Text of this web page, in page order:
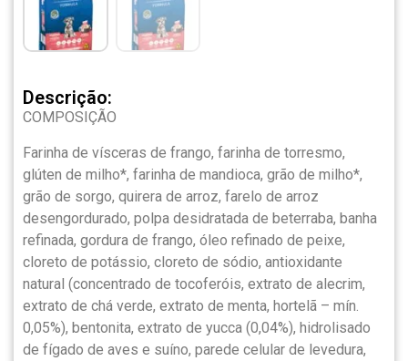
Descrição:
COMPOSIÇÃO
Farinha de vísceras de frango, farinha de torresmo,
glúten de milho*, farinha de mandioca, grão de milho*,
grão de sorgo, quirera de arroz, farelo de arroz
desengordurado, polpa desidratada de beterraba, banha
refinada, gordura de frango, óleo refinado de peixe,
cloreto de potássio, cloreto de sódio, antioxidante
natural (concentrado de tocoferóis, extrato de alecrim,
extrato de chá verde, extrato de menta, hortelã – mín.
0,05%), bentonita, extrato de yucca (0,04%), hidrolisado
de fígado de aves e suíno, parede celular de levedura,